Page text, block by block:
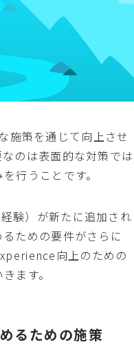
施策を通じて向上させ
のは表面的な対策では
行うことです。
験）が新たに追加され
ための要件がさらに
向上のための
ます。
るための施策